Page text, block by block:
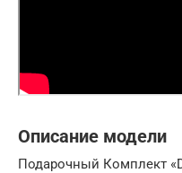
Описание модели
Подарочный Комплект